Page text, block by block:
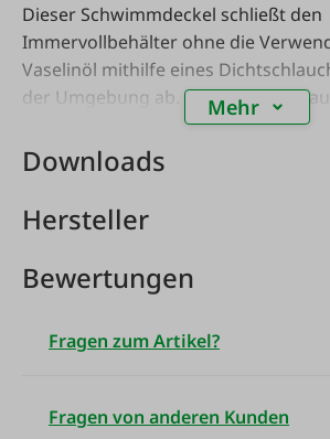
Dieser Schwimmdeckel schließt den
Immervollbehälter ohne die
Vaselinöl mithilfe eines
der Umgebung ab. Set bestehend
Schwimmdeckel aus Edelstahl-
0,7 bar)- Luftpumpe mit Manometer-
Gärglocke weiß
Mehr
Downloads
Hersteller
Bewertungen
Fragen zum Artikel?
Fragen von anderen Kunden